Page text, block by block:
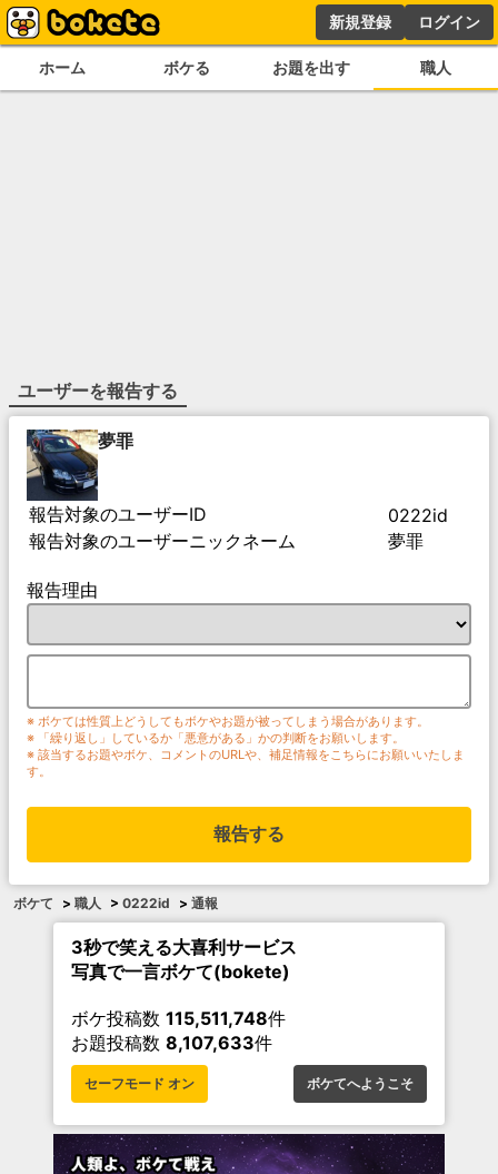
新規登録 ログイン
ホーム ボケる お題を出す 職人
ユーザーを報告する
夢罪
報告対象のユーザーID
0222id
報告対象のユーザーニックネーム
夢罪
報告理由
※ ボケては性質上どうしてもボケやお題が被ってしまう場合があります。
※ 「繰り返し」しているか「悪意がある」かの判断をお願いします。
※ 該当するお題やボケ、コメントのURLや、補足情報をこちらにお願いいたしま
す。
報告する
ボケて > 職人 > 0222id > 通報
3秒で笑える大喜利サービス
写真で一言ボケて(bokete)
ボケ投稿数 115,511,748件
お題投稿数 8,107,633件
セーフモード オン ボケてへようこそ